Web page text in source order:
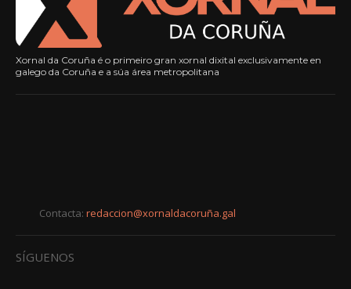
Xornal da Coruña é o primeiro gran xornal dixital exclusivamente en
galego da Coruña e a súa área metropolitana
Contacta: redaccion@xornaldacoruña.gal
SÍGUENOS